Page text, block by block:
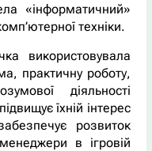
«інформатичний»
техніки.
використовувала
практичну роботу,
діяльності
їхній інтерес
розвиток
в ігровій